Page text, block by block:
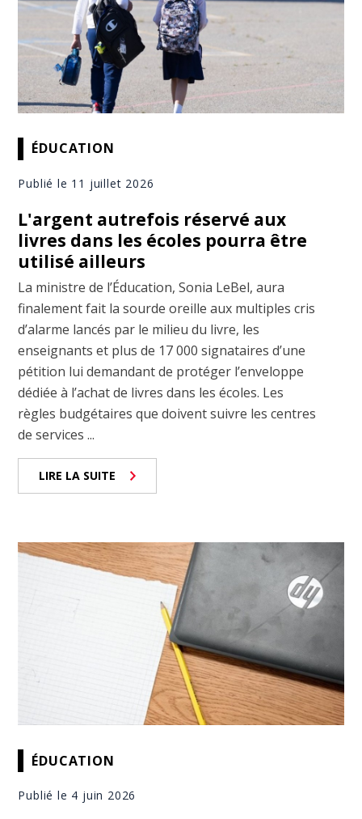
ÉDUCATION
Publié le 11 juillet 2026
L'argent autrefois réservé aux
livres dans les écoles pourra être
utilisé ailleurs
La ministre de l’Éducation, Sonia LeBel, aura
finalement fait la sourde oreille aux multiples cris
d’alarme lancés par le milieu du livre, les
enseignants et plus de 17 000 signataires d’une
pétition lui demandant de protéger l’enveloppe
dédiée à l’achat de livres dans les écoles. Les
règles budgétaires que doivent suivre les centres
de services ...
LIRE LA SUITE
ÉDUCATION
Publié le 4 juin 2026